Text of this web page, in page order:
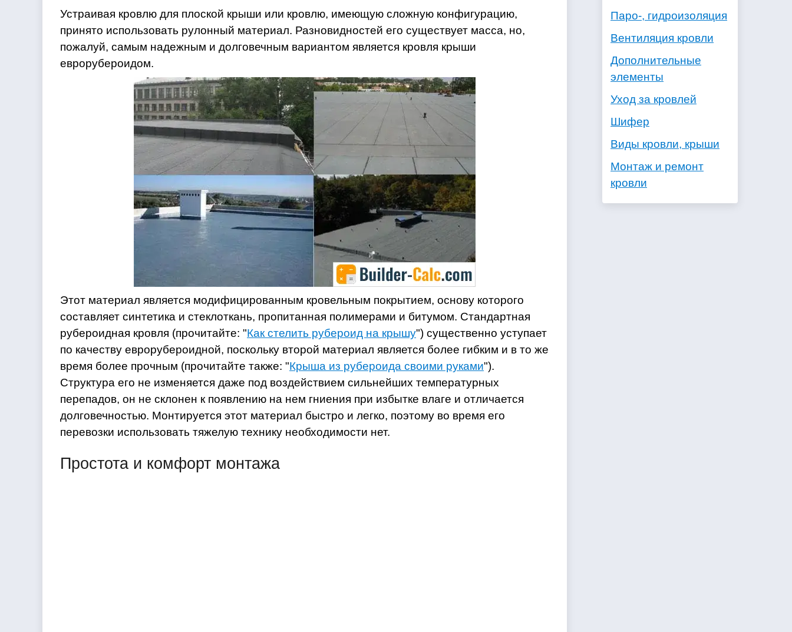
Устраивая кровлю для плоской крыши или кровлю, имеющую сложную конфигурацию,
принято использовать рулонный материал. Разновидностей его существует масса, но,
пожалуй, самым надежным и долговечным вариантом является кровля крыши
еврорубероидом.
Этот материал является модифицированным кровельным покрытием, основу которого
составляет синтетика и стеклоткань, пропитанная полимерами и битумом. Стандартная
рубероидная кровля (прочитайте: "Как стелить рубероид на крышу") существенно уступает
по качеству еврорубероидной, поскольку второй материал является более гибким и в то же
время более прочным (прочитайте также: "Крыша из рубероида своими руками").
Структура его не изменяется даже под воздействием сильнейших температурных
перепадов, он не склонен к появлению на нем гниения при избытке влаге и отличается
долговечностью. Монтируется этот материал быстро и легко, поэтому во время его
перевозки использовать тяжелую технику необходимости нет.
Простота и комфорт монтажа
Паро-, гидроизоляция
Вентиляция кровли
Дополнительные
элементы
Уход за кровлей
Шифер
Виды кровли, крыши
Монтаж и ремонт
кровли